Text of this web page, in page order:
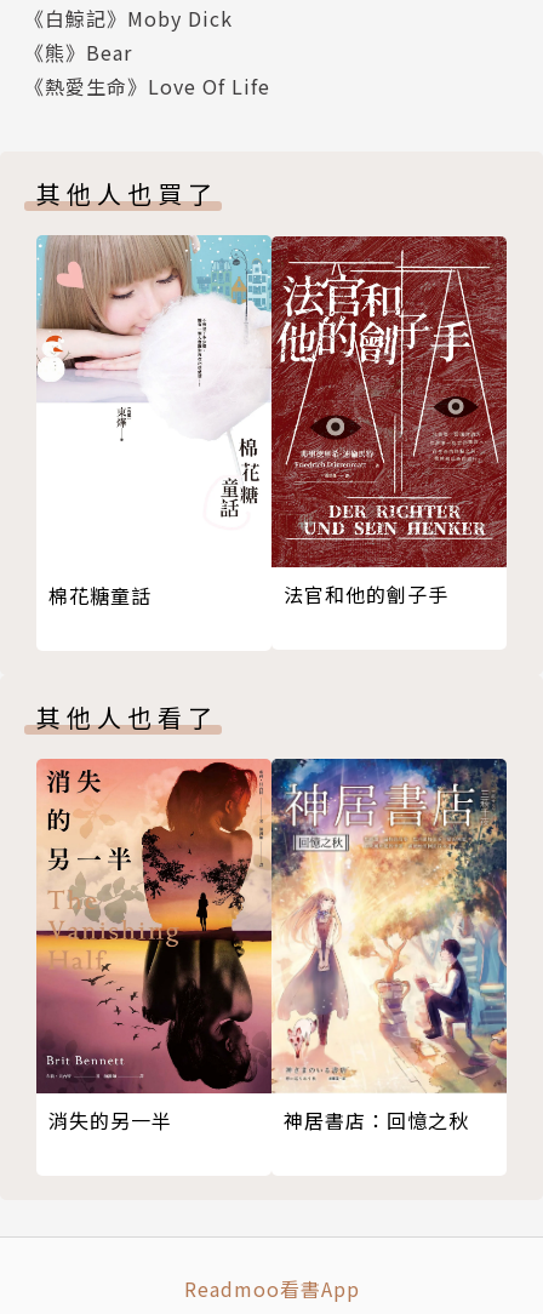
本書透過從茫茫大海、從死亡邊緣空手而回卻高昂
著頭顱的老人，謳歌一種奮鬥不懈、自強不息的人生
觀。即使面對的是不可征服的大自然，在與大自然拼搏
辭，自然流暢的韻調，形成了「海明威式」的獨特口語
海明威一生的代表作，也是對堅韌生命意志的深沉禮
讚。
作者簡介
歐內斯特‧海明威
（Ernest Hemingway，1899年7月21日－1961
為美國記者與作家，是美國「迷失的一代」（Los
徨。寫作風格以乾淨明快的修辭著稱，作品對美國文學
及二十世紀文學的發展深具影響力，而被認為是二十世
紀著名的小說家之一。他的很多作品至今仍極具權威。
一生中榮獎無數：
◎第一次世界大戰期間被授予銀製勇敢勳章
◎1952年，以《老人與海》一書獲得普立茲獎
◎1954年，《老人與海》更榮獲諾貝爾文學獎。
◎2001年，雖然此時這位偉大的作家過世已久，
但是其作品《妾似朝陽又照君》（The Sun Also Rise
s）與《戰地春夢》兩部作品，同時被美國現代圖書館
列入「二十世紀百大英文小說」中。
老人與海 The old man and the sea 25
《白鯨記》Moby Dick
《熊》Bear
《熱愛生命》Love Of Life
其他人也買了
棉花糖童話 法官和他的劊子手
其他人也看了
消失的另一半 神居書店：回憶之秋
Readmoo看書App